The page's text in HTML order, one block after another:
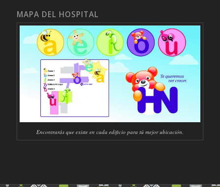
MAPA DEL HOSPITAL
Encontrarás que existe en cada edificio para tú mejor ubicación.